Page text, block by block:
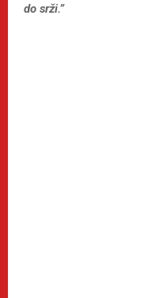
do srži.”